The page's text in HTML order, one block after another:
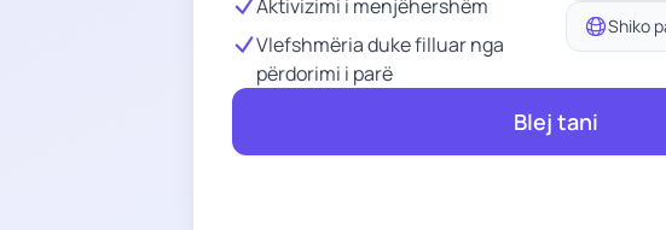
Aktivizimi i menjëhershëm
Vlefshmëria duke filluar nga
përdorimi i parë
Shiko
Blej tani